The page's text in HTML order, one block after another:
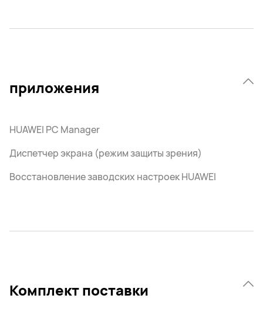
приложения
HUAWEI PC Manager
Диспетчер экрана (режим защиты зрения)
Восстановление заводских настроек HUAWEI
Комплект поставки